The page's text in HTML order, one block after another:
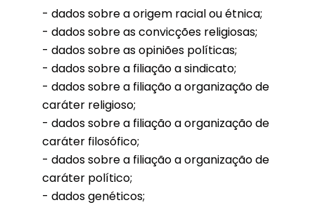
- dados sobre a origem racial ou étnica;
- dados sobre as convicções religiosas;
- dados sobre as opiniões políticas;
- dados sobre a filiação a sindicato;
- dados sobre a filiação a organização de
caráter religioso;
- dados sobre a filiação a organização de
caráter filosófico;
- dados sobre a filiação a organização de
caráter político;
- dados genéticos;